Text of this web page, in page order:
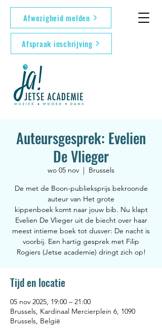
Afwezigheid melden
Afspraak inschrijving
Auteursgesprek: Evelien
De Vlieger
wo 05 nov
  |
Brussels
De met de Boon-publieksprijs bekroonde
auteur van Het grote
kippenboek komt naar jouw bib. Nu klapt
Evelien De Vlieger uit de biecht over haar
meest intieme boek tot dusver: De nacht is
voorbij. Een hartig gesprek met Filip
Rogiers (Jetse academie) dringt zich op!
Tijd en locatie
05 nov 2025, 19:00 – 21:00
Brussels, Kardinaal Mercierplein 6, 1090
Brussels, België